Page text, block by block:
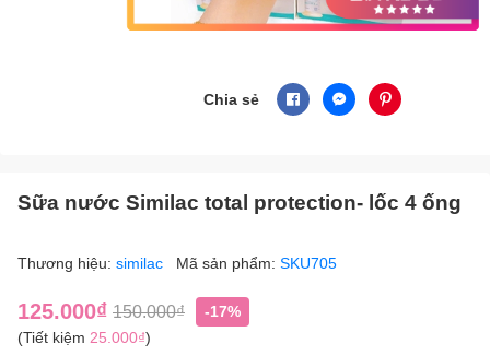
Chia sẻ
Sữa nước Similac total protection- lốc 4 ống
Thương hiệu: similac Mã sản phẩm: SKU705
125.000₫ 150.000₫
-17%
(Tiết kiệm 25.000₫)